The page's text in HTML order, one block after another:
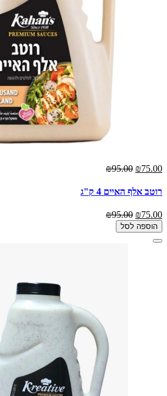
₪75.00
₪95.00
רוטב אלף האיים 4 ק"ג
₪75.00
₪95.00
הוספה לסל